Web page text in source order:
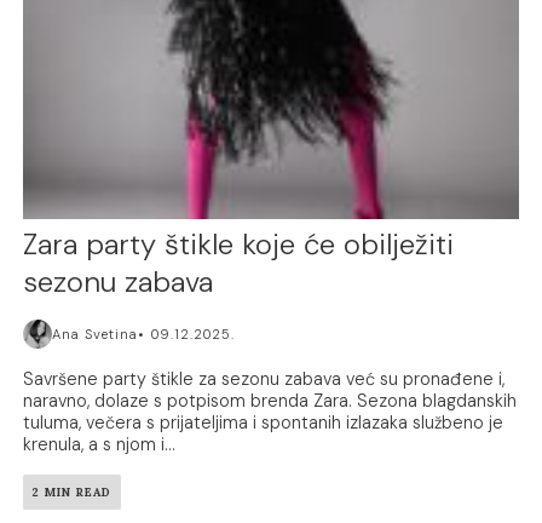
Zara party štikle koje će obilježiti
sezonu zabava
Ana Svetina 09.12.2025.
Savršene party štikle za sezonu zabava već su pronađene i,
naravno, dolaze s potpisom brenda Zara. Sezona blagdanskih
tuluma, večera s prijateljima i spontanih izlazaka službeno je
krenula, a s njom i...
2 MIN READ